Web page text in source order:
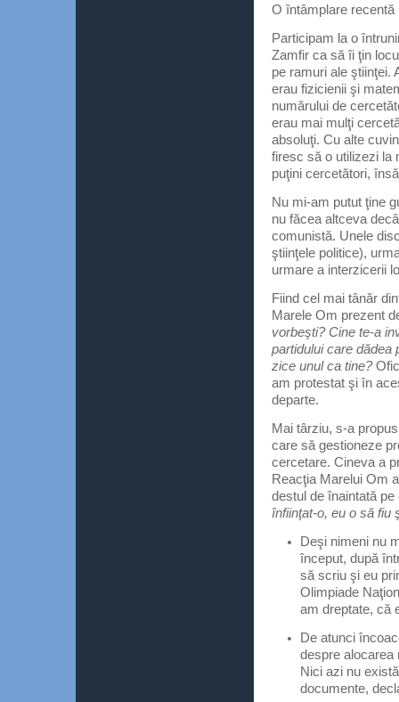
O întâmplare
Participam la o
Zamfir ca să îi ţin
pe ramuri ale ştiinţei.
erau fizicienii şi
numărului de
erau mai mulţi
absoluţi. Cu alte
firesc să o utilizezi la
puţini cercetători,
Nu mi-am putut ţine
nu făcea altceva
comunistă. Unele
ştiinţele politice),
urmare a interzicerii
Fiind cel mai tânăr
Marele Om prezent
vorbeşti? Cine te-a
partidului care
zice unul ca tine?
am protestat şi în
departe.
Mai târziu, s-a
care să gestioneze
cercetare. Cineva a
Reacţia Marelui Om
destul de înaintată
înfiinţat-o, eu o să fiu
Deşi nimeni nu
început, după
să scriu şi eu
Olimpiade
am dreptate, că
De atunci
despre alocarea
Nici azi nu
documente,